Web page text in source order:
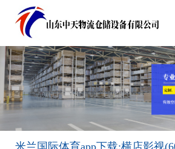
米兰国际体育app下载:横店影视